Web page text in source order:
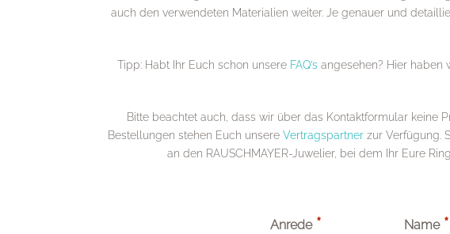
auch den verwendeten Materialien weiter. Je genauer und
Tipp: Habt Ihr Euch schon unsere FAQ’s angesehen? Hier haben
Bitte beachtet auch, dass wir über das Kontaktformular keine
Bestellungen stehen Euch unsere Vertragspartner zur Verfügung.
an den RAUSCHMAYER-Juwelier, bei dem Ihr Eure
Anrede * Name *